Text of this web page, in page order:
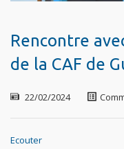
Rencontre
de la CAF de
22/02/2024
Ecouter